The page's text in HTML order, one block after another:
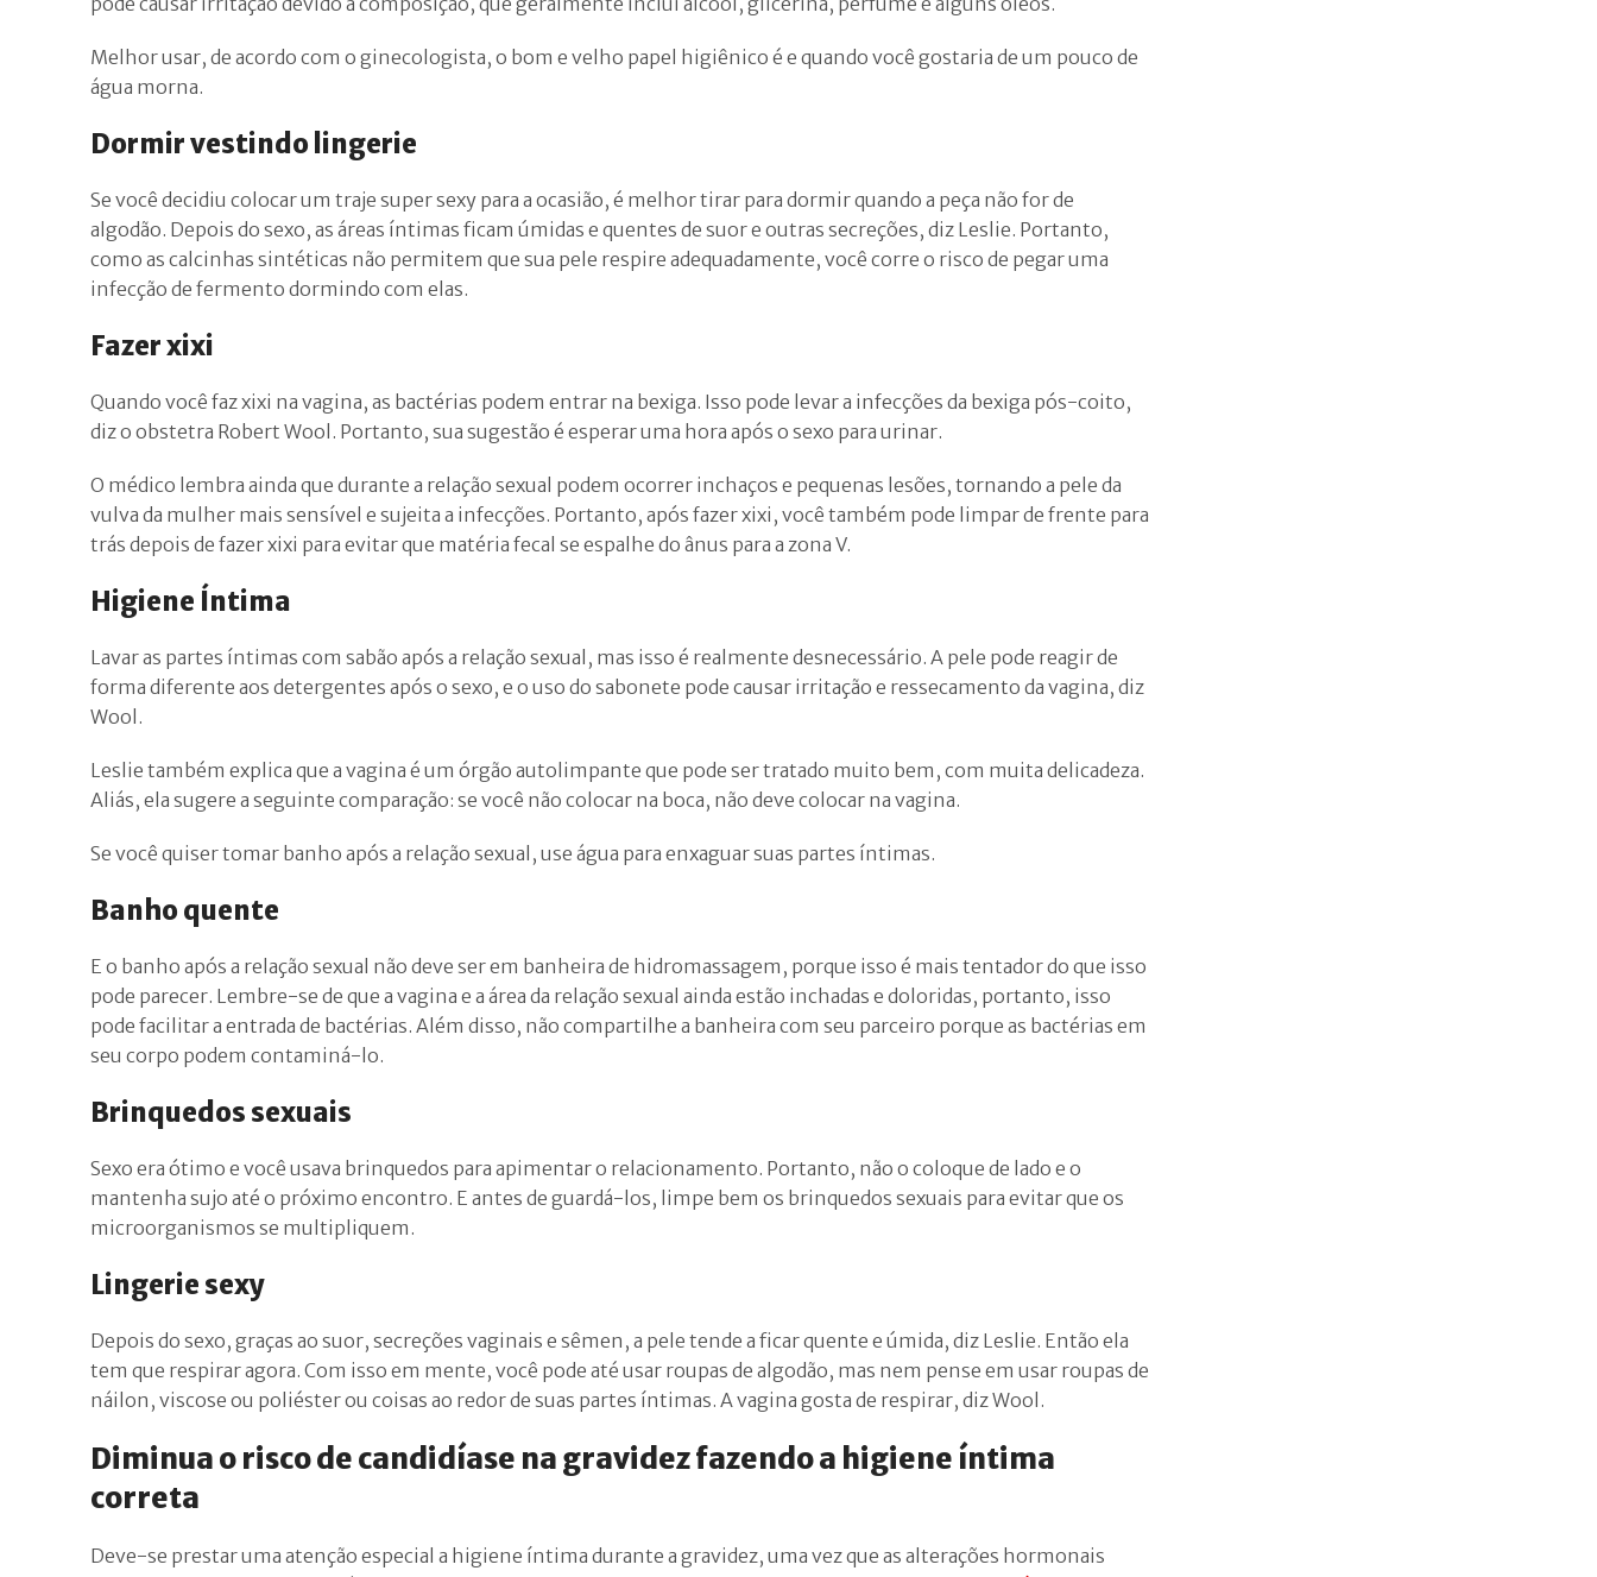
Melhor usar, de acordo com o ginecologista, o bom e velho papel higiênico é e quando você gostaria de um pouco de
água morna.
Dormir vestindo lingerie
Se você decidiu colocar um traje super sexy para a ocasião, é melhor tirar para dormir quando a peça não for de
algodão. Depois do sexo, as áreas íntimas ficam úmidas e quentes de suor e outras secreções, diz Leslie. Portanto,
como as calcinhas sintéticas não permitem que sua pele respire adequadamente, você corre o risco de pegar uma
infecção de fermento dormindo com elas.
Fazer xixi
Quando você faz xixi na vagina, as bactérias podem entrar na bexiga. Isso pode levar a infecções da bexiga pós-coito,
diz o obstetra Robert Wool. Portanto, sua sugestão é esperar uma hora após o sexo para urinar.
O médico lembra ainda que durante a relação sexual podem ocorrer inchaços e pequenas lesões, tornando a pele da
vulva da mulher mais sensível e sujeita a infecções. Portanto, após fazer xixi, você também pode limpar de frente para
trás depois de fazer xixi para evitar que matéria fecal se espalhe do ânus para a zona V.
Higiene Íntima
Lavar as partes íntimas com sabão após a relação sexual, mas isso é realmente desnecessário. A pele pode reagir de
forma diferente aos detergentes após o sexo, e o uso do sabonete pode causar irritação e ressecamento da vagina, diz
Wool.
Leslie também explica que a vagina é um órgão autolimpante que pode ser tratado muito bem, com muita delicadeza.
Aliás, ela sugere a seguinte comparação: se você não colocar na boca, não deve colocar na vagina.
Se você quiser tomar banho após a relação sexual, use água para enxaguar suas partes íntimas.
Banho quente
E o banho após a relação sexual não deve ser em banheira de hidromassagem, porque isso é mais tentador do que isso
pode parecer. Lembre-se de que a vagina e a área da relação sexual ainda estão inchadas e doloridas, portanto, isso
pode facilitar a entrada de bactérias. Além disso, não compartilhe a banheira com seu parceiro porque as bactérias em
seu corpo podem contaminá-lo.
Brinquedos sexuais
Sexo era ótimo e você usava brinquedos para apimentar o relacionamento. Portanto, não o coloque de lado e o
mantenha sujo até o próximo encontro. E antes de guardá-los, limpe bem os brinquedos sexuais para evitar que os
microorganismos se multipliquem.
Lingerie sexy
Depois do sexo, graças ao suor, secreções vaginais e sêmen, a pele tende a ficar quente e úmida, diz Leslie. Então ela
tem que respirar agora. Com isso em mente, você pode até usar roupas de algodão, mas nem pense em usar roupas de
náilon, viscose ou poliéster ou coisas ao redor de suas partes íntimas. A vagina gosta de respirar, diz Wool.
Diminua o risco de candidíase na gravidez fazendo a higiene íntima
correta
Deve-se prestar uma atenção especial a higiene íntima durante a gravidez, uma vez que as alterações hormonais